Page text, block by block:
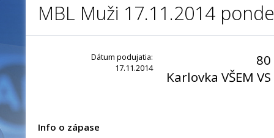
MBL Muži 17.11.2014
Dátum podujatia:
17.11.2014
80
Karlovka VŠEM VS
Info o zápase